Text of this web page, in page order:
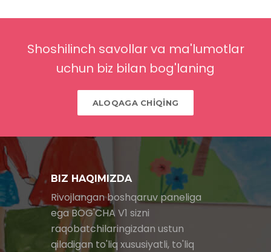
Shoshilinch savollar va ma'lumotlar
uchun biz bilan bog'laning
ALOQAGA CHİQİNG
BIZ HAQIMIZDA
Rivojlangan boshqaruv paneliga
ega BOG'CHA V1 sizni
raqobatchilaringizdan ustun
qiladigan to'liq xususiyatli, to'liq